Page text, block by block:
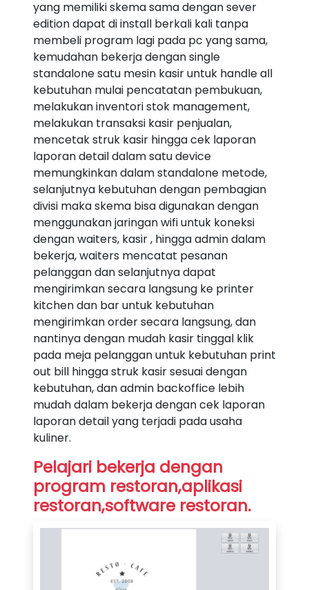
yang memiliki skema sama dengan sever
edition dapat di install berkali kali tanpa
membeli program lagi pada pc yang sama,
kemudahan bekerja dengan single
standalone satu mesin kasir untuk handle all
kebutuhan mulai pencatatan pembukuan,
melakukan inventori stok management,
melakukan transaksi kasir penjualan,
mencetak struk kasir hingga cek laporan
laporan detail dalam satu device
memungkinkan dalam standalone metode,
selanjutnya kebutuhan dengan pembagian
divisi maka skema bisa digunakan dengan
menggunakan jaringan wifi untuk koneksi
dengan waiters, kasir , hingga admin dalam
bekerja, waiters mencatat pesanan
pelanggan dan selanjutnya dapat
mengirimkan secara langsung ke printer
kitchen dan bar untuk kebutuhan
mengirimkan order secara langsung, dan
nantinya dengan mudah kasir tinggal klik
pada meja pelanggan untuk kebutuhan print
out bill hingga struk kasir sesuai dengan
kebutuhan, dan admin backoffice lebih
mudah dalam bekerja dengan cek laporan
laporan detail yang terjadi pada usaha
kuliner.
Pelajari bekerja dengan
program restoran,aplikasi
restoran,software restoran.